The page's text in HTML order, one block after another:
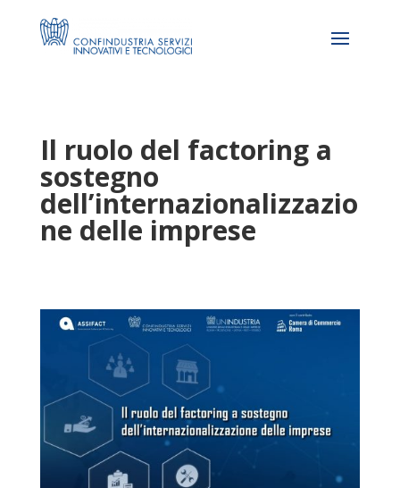
Il ruolo del factoring a
sostegno
dell’internazionalizzazio
ne delle imprese